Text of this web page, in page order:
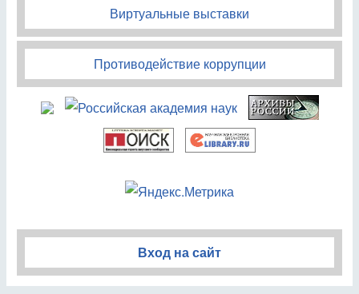
Виртуальные выставки
Противодействие коррупции
Вход на сайт